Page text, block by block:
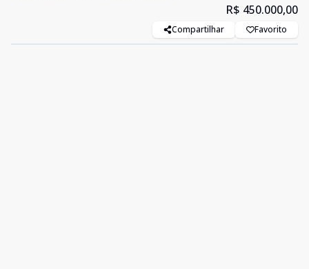
R$ 450.000,00
Compartilhar Favorito